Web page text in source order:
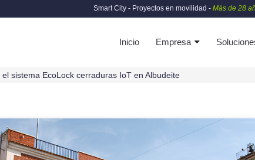
Smart City - Proyectos en movilidad - Más de 28
Inicio Empresa
sistema EcoLock cerraduras IoT en Albudeite